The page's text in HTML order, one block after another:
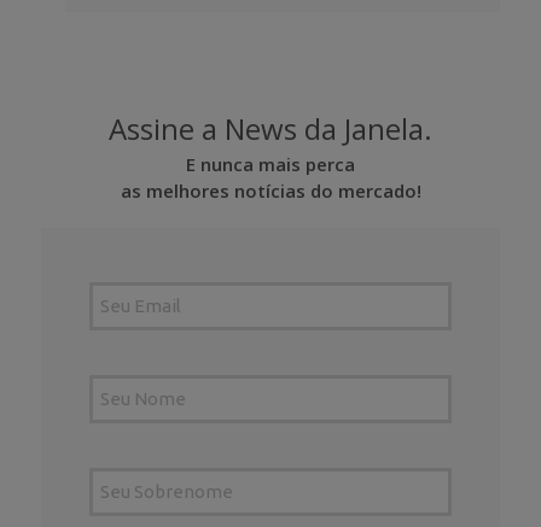
Assine a News da Janela.
E nunca mais perca
as melhores notícias do mercado!